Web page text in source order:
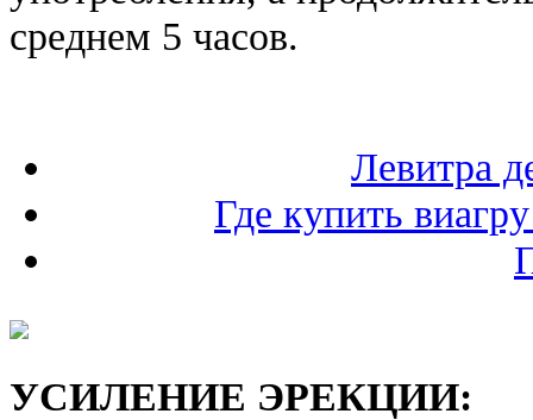
среднем 5 часов.
Левитра
Где купить
УСИЛЕНИЕ ЭРЕКЦИИ: